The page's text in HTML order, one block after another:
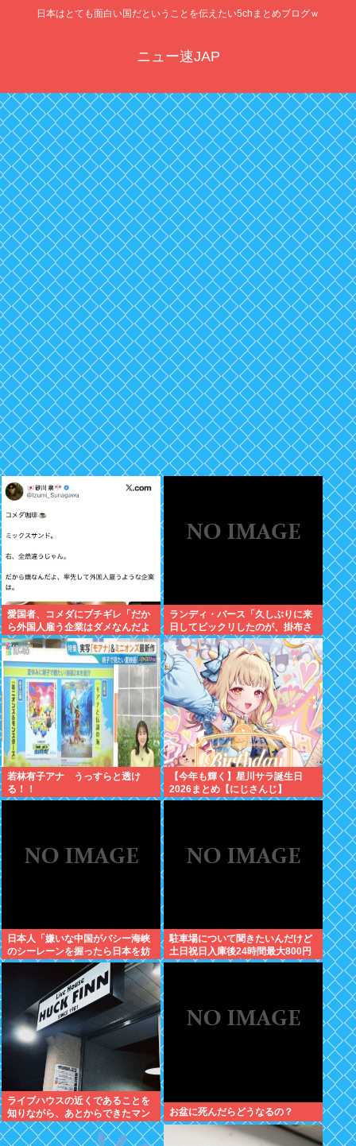
日本はとても面白い国だということを伝えたい5chまとめブログｗ
ニュー速JAP
愛国者、コメダにブチギレ「だか
ら外国人雇う企業はダメなんだよ
」
ランディ・バース「久しぶりに来
日してビックリしたのが、掛布さ
んの髪の毛が増えていた。岡田さ
んは髪の毛がなくなってた」
若林有子アナ うっすらと透け
る！！
【今年も輝く】星川サラ誕生日
2026まとめ【にじさんじ】
日本人「嫌いな中国がバシー海峡
のシーレーンを握ったら日本を妨
害するに違いない、だから台湾支
援だムキー」つまりそういうこと
駐車場について聞きたいんだけど
土日祝日入庫後24時間最大800円
って日曜いれて出庫日が平日の場
ライブハウスの近くであることを
知りながら、あとからできたマン
ションに入居した日本人、ライブ
ハウスがうるさいとクレーム
お盆に死んだらどうなるの？